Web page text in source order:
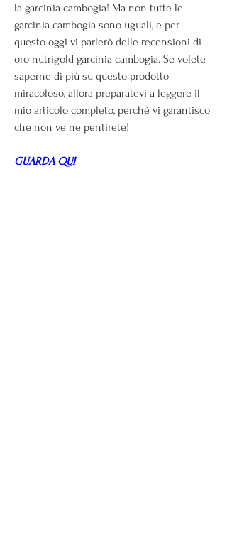
la garcinia cambogia! Ma non tutte le
garcinia cambogia sono uguali, e per
questo oggi vi parlerò delle recensioni di
oro nutrigold garcinia cambogia. Se volete
saperne di più su questo prodotto
miracoloso, allora preparatevi a leggere il
mio articolo completo, perché vi garantisco
che non ve ne pentirete!
GUARDA QUI